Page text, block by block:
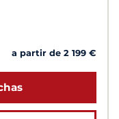
a partir de 2 199 €